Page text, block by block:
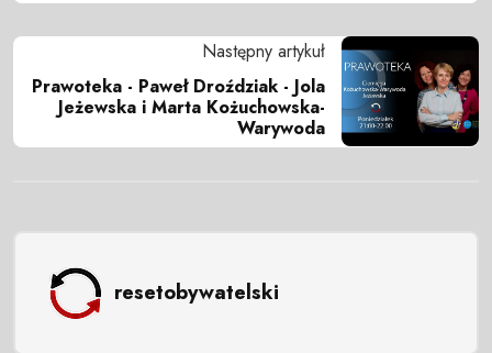
Następny artykuł
Prawoteka - Paweł Droździak - Jola
Jeżewska i Marta Kożuchowska-
Warywoda
resetobywatelski